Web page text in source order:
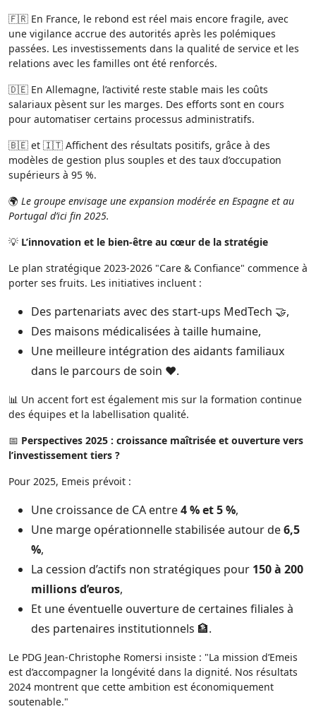
🇫🇷 En France, le rebond est réel mais encore fragile, avec
une vigilance accrue des autorités après les polémiques
passées. Les investissements dans la qualité de service et les
relations avec les familles ont été renforcés.
🇩🇪 En Allemagne, l’activité reste stable mais les coûts
salariaux pèsent sur les marges. Des efforts sont en cours
pour automatiser certains processus administratifs.
🇧🇪 et 🇮🇹 Affichent des résultats positifs, grâce à des
modèles de gestion plus souples et des taux d’occupation
supérieurs à 95 %.
🌍 Le groupe envisage une expansion modérée en Espagne et au
Portugal d’ici fin 2025.
💡 L’innovation et le bien-être au cœur de la stratégie
Le plan stratégique 2023-2026 "Care & Confiance" commence à
porter ses fruits. Les initiatives incluent :
Des partenariats avec des start-ups MedTech 🤝,
Des maisons médicalisées à taille humaine,
Une meilleure intégration des aidants familiaux
dans le parcours de soin ❤️.
📊 Un accent fort est également mis sur la formation continue
des équipes et la labellisation qualité.
📅 Perspectives 2025 : croissance maîtrisée et ouverture vers
l’investissement tiers ?
Pour 2025, Emeis prévoit :
Une croissance de CA entre4 % et 5 %,
Une marge opérationnelle stabilisée autour de6,5
%,
La cession d’actifs non stratégiques pour 150 à 200
millions d’euros,
Et une éventuelle ouverture de certaines filiales à
des partenaires institutionnels 🏦.
Le PDG Jean-Christophe Romersi insiste : "La mission d’Emeis
est d’accompagner la longévité dans la dignité. Nos résultats
2024 montrent que cette ambition est économiquement
soutenable."